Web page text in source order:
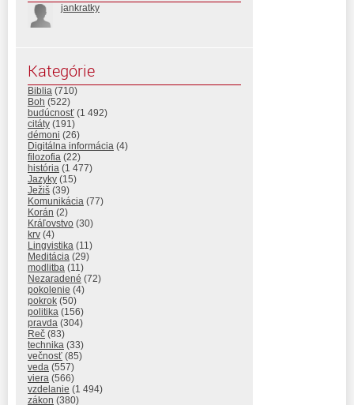
jankratky
Kategórie
Biblia (710)
Boh (522)
budúcnosť (1 492)
citáty (191)
démoni (26)
Digitálna informácia (4)
filozofia (22)
história (1 477)
Jazyky (15)
Ježiš (39)
Komunikácia (77)
Korán (2)
Kráľovstvo (30)
krv (4)
Lingvistika (11)
Meditácia (29)
modlitba (11)
Nezaradené (72)
pokolenie (4)
pokrok (50)
politika (156)
pravda (304)
Reč (83)
technika (33)
večnosť (85)
veda (557)
viera (566)
vzdelanie (1 494)
zákon (380)